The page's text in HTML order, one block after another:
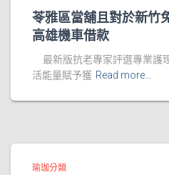
苓雅區當舖且對於新竹
高雄機車借款
最新版抗老專家評選專業護
活能量賦予獲 Read more…
瑜珈分類